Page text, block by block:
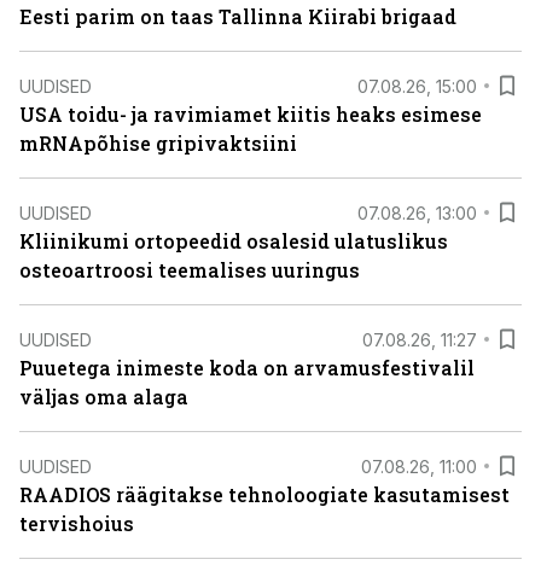
Eesti parim on taas Tallinna Kiirabi brigaad
UUDISED 07.08.26, 15:00
USA toidu- ja ravimiamet kiitis heaks esimese
mRNApõhise gripivaktsiini
UUDISED 07.08.26, 13:00
Kliinikumi ortopeedid osalesid ulatuslikus
osteoartroosi teemalises uuringus
UUDISED 07.08.26, 11:27
Puuetega inimeste koda on arvamusfestivalil
väljas oma alaga
UUDISED 07.08.26, 11:00
RAADIOS räägitakse tehnoloogiate kasutamisest
tervishoius